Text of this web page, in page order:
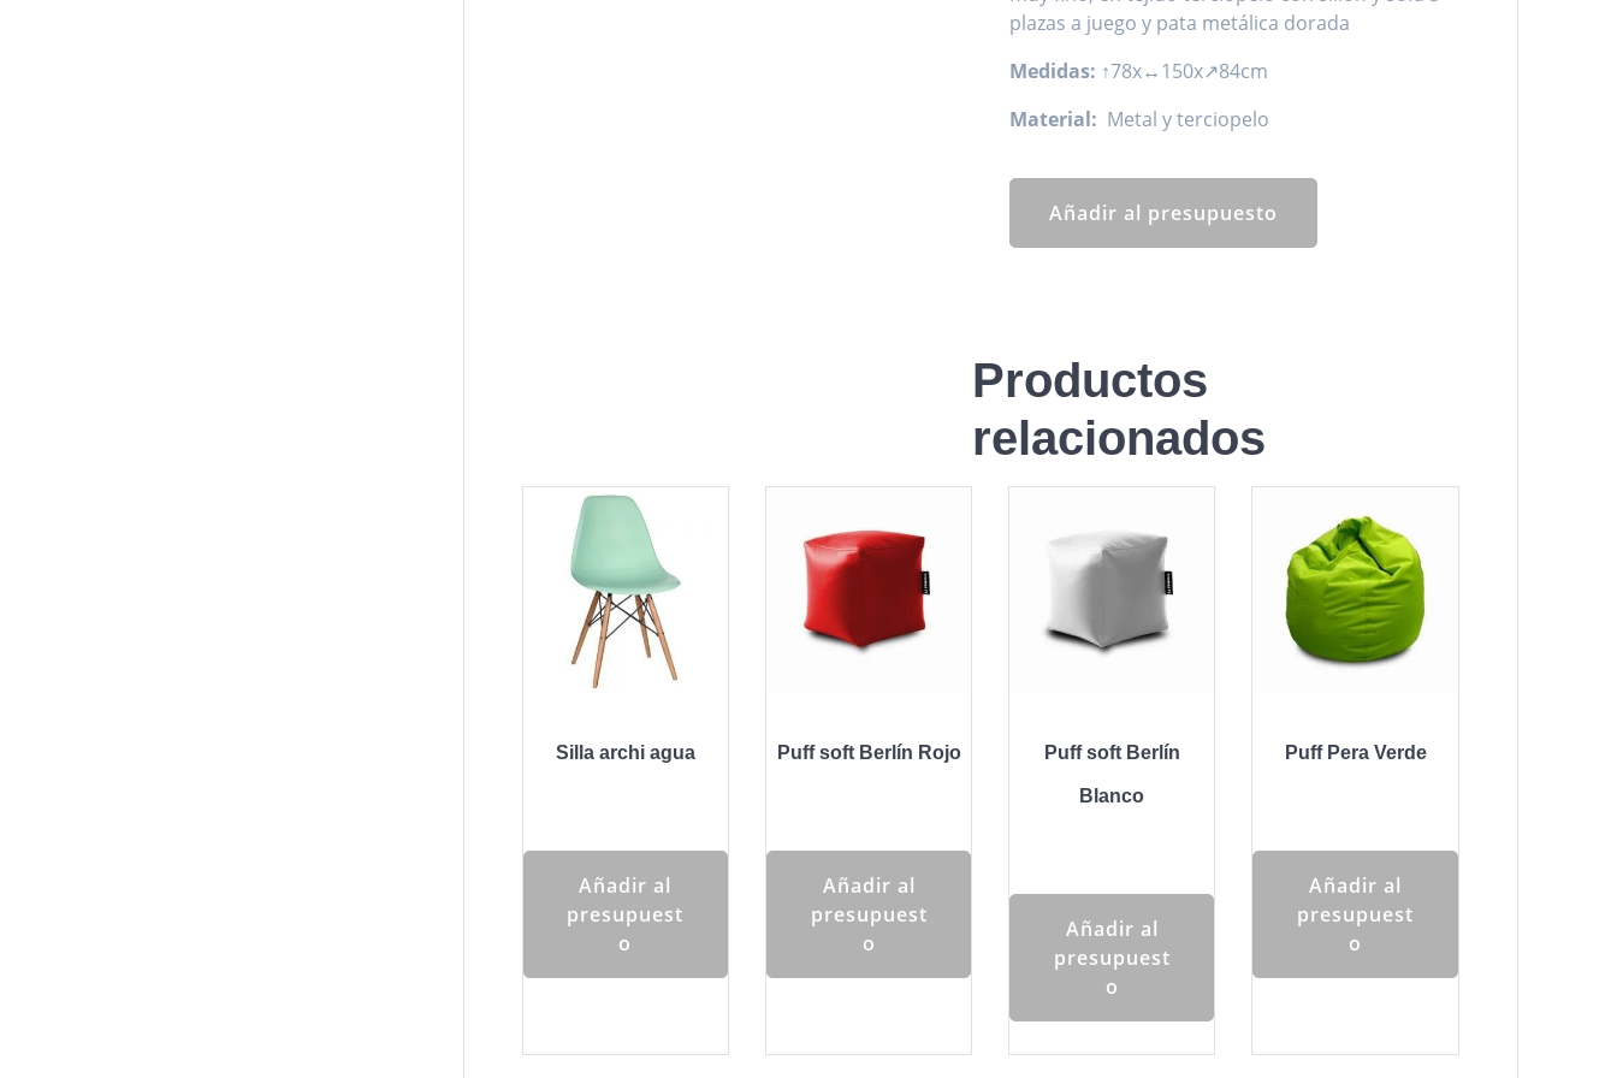
plazas a juego y pata metálica dorada
Medidas: ↑78x↔150x↗84cm
Material: Metal y terciopelo
Añadir al presupuesto
Productos
relacionados
Silla archi agua
Añadir al
presupuest
o
Puff soft Berlín Rojo
Añadir al
presupuest
o
Puff soft Berlín
Blanco
Añadir al
presupuest
o
Puff Pera Verde
Añadir al
presupuest
o